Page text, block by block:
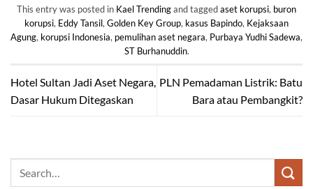
This entry was posted in Kael Trendingand taggedaset korupsi, buron
korupsi, Eddy Tansil,Golden Key Group, kasus Bapindo, Kejaksaan
Agung, korupsi Indonesia, pemulihan aset negara, Purbaya Yudhi Sadewa,
ST Burhanuddin.
Hotel Sultan Jadi Aset Negara,
Dasar Hukum Ditegaskan
PLN Pemadaman Listrik: Batu
Bara atau Pembangkit?